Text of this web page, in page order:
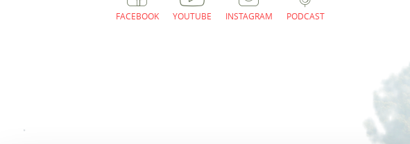
FACEBOOK YOUTUBE INSTAGRAM PODCAST